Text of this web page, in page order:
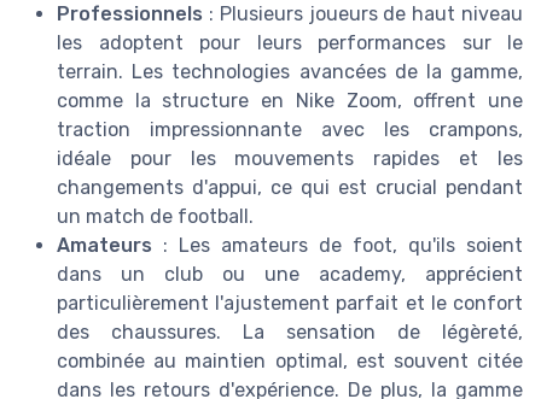
Professionnels : Plusieurs joueurs de haut niveau
les adoptent pour leurs performances sur le
terrain. Les technologies avancées de la gamme,
comme la structure en Nike Zoom, offrent une
traction impressionnante avec les crampons,
idéale pour les mouvements rapides et les
changements d'appui, ce qui est crucial pendant
un match de football.
Amateurs : Les amateurs de foot, qu'ils soient
dans un club ou une academy, apprécient
particulièrement l'ajustement parfait et le confort
des chaussures. La sensation de légèreté,
combinée au maintien optimal, est souvent citée
dans les retours d'expérience. De plus, la gamme